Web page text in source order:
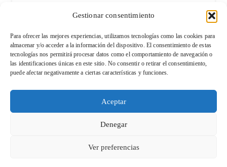
Gestionar consentimiento
Para ofrecer las mejores experiencias, utilizamos tecnologías como las cookies para
almacenar y/o acceder a la información del dispositivo. El consentimiento de estas
tecnologías nos permitirá procesar datos como el comportamiento de navegación o
las identificaciones únicas en este sitio. No consentir o retirar el consentimiento,
puede afectar negativamente a ciertas características y funciones.
Aceptar
Denegar
Ver preferencias
Condiciones de venta y devolución
Política de cookies (UE)